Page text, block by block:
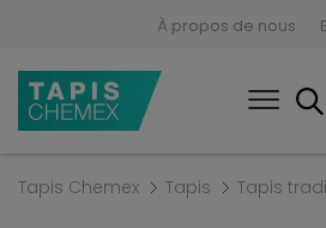
À propos de nous
Tapis Chemex Tapis Tapis